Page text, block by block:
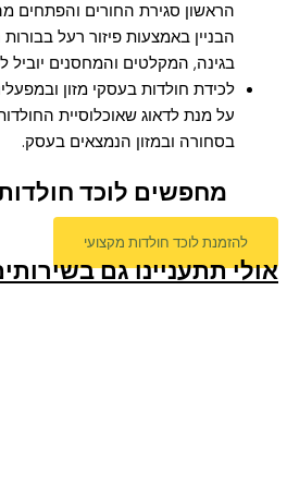
הראשון סגירת החורים והפתחים
הבניין באמצעות פיזור רעל
בגינה, המקלטים והמחסנים יוביל
לכידת חולדות בעסקי מזון
על מנת לדאוג שאוכלוסיית
בסחורה ובמזון הנמצאים בעסק.
מחפשים לוכד
להזמנת לוכד חולדות מקצועי
אולי תתעניינו גם